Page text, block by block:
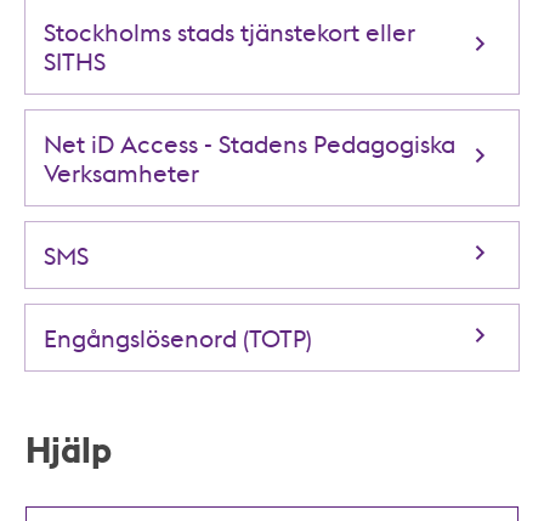
Stockholms stads tjänstekort eller
SITHS
Net iD Access - Stadens Pedagogiska
Verksamheter
SMS
Engångslösenord (TOTP)
Hjälp